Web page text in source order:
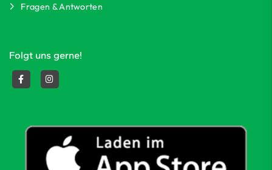
Fragen & Antworten
Folgt uns gerne!